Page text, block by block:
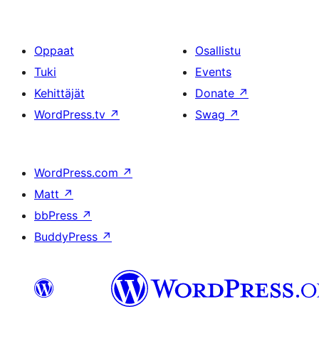
Oppaat
Tuki
Kehittäjät
WordPress.tv ↗
Osallistu
Events
Donate ↗
Swag ↗
WordPress.com ↗
Matt ↗
bbPress ↗
BuddyPress ↗